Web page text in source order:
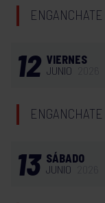
12 VIERNES
JUNIO
13 SÁBADO
JUNIO